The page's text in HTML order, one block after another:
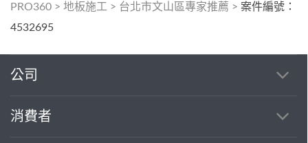
PRO360 > 地板施工 > 台北市文山區專家推薦 > 案件編號：
4532695
公司
消費者